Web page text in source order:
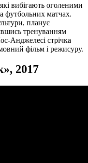
вибігають оголеними
футбольних матчах.
планує
тренуванням
Анджелесі стрічка
фільм і режисуру.
», 2017